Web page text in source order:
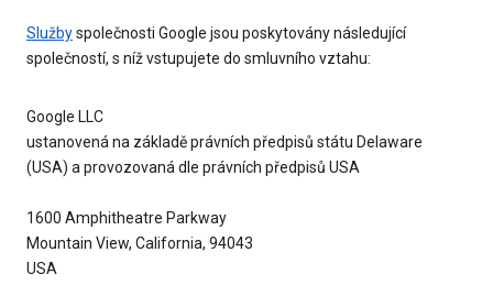
Službyspolečnosti Google jsou poskytovány následující
společností, s níž vstupujete do smluvního vztahu:
Google LLC
ustanovená na základě právních předpisů státu Delaware
(USA) a provozovaná dle právních předpisů USA
1600 Amphitheatre Parkway
Mountain View, California, 94043
USA